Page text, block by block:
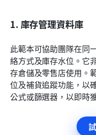
1. 庫存管理資料庫
此範本可協助團隊在同
絡方式及庫存水位。它
存倉儲及零售店使用。
位及補貨追蹤功能，以
公式或篩選器，以即時